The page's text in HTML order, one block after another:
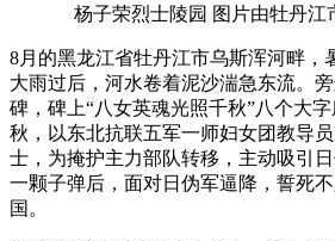
杨子荣烈士陵园 图片由牡丹江
8月的黑龙江省牡丹江市乌斯浑河畔，
大雨过后，河水卷着泥沙湍急东流。
碑，碑上“八女英魂光照千秋”八个大
秋，以东北抗联五军一师妇女团教导
士，为掩护主力部队转移，主动吸引
一颗子弹后，面对日伪军逼降，誓死
国。